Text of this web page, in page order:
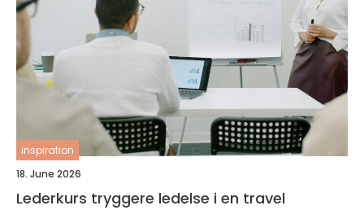
inspiration
18. June 2026
Lederkurs tryggere ledelse i en travel